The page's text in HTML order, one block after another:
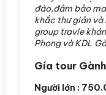
đáo,đảm bảo
khắc thư giản và
group travle
Phong và KDL
Gía tour
Người lớn :